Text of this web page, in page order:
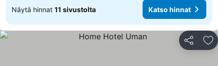
Näytä hinnat 11 sivustolta Katso hinnat
Jaa